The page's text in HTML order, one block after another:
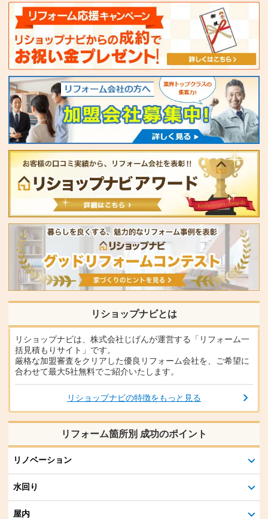
リショップナビとは
リショップナビは、株式会社じげんが運営する「リフォーム一
括見積もりサイト」です。
厳格な加盟審査をクリアした優良リフォーム会社を、ご希望に
合わせて最大5社無料でご紹介いたします。
リショップナビの特徴をもっと見る
リフォーム箇所別 成功のポイント
リノベーション
水回り
屋内